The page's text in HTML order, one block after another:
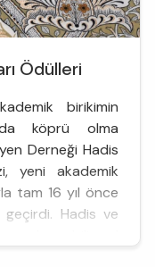
Ödülleri
birikimin
köprü olma
Derneği Hadis
yeni akademik
tam 16 yıl önce
Hadis ve